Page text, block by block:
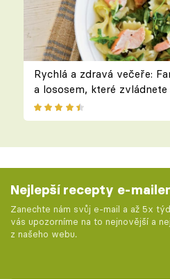
Rychlá a zdravá večeře:
a lososem, které
Nejlepší recepty e-
Zanechte nám svůj e-mail a až 5x
vás upozorníme na to nejnovější a
z našeho webu.